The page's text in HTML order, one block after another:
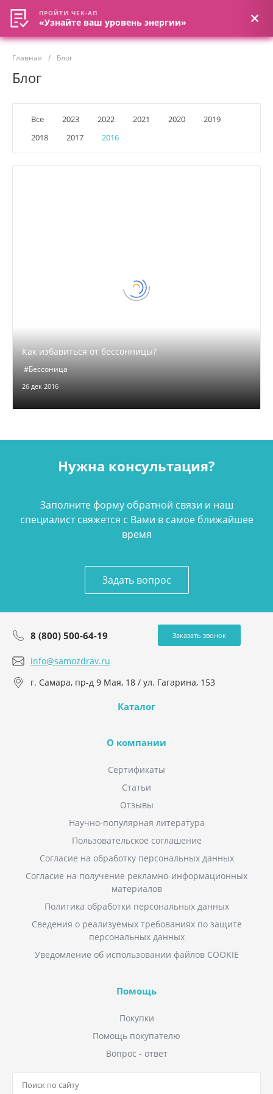
Главная / Блог
Блог
Все 2023 2022 2021 2020
2019
2018
2017 2016
Как избавиться от бессонницы?
#Бессоница
26 дек 2016
Нужна консультация?
Заполните форму обратной связи и наш
специалист свяжется с Вами в самое ближайшее
время
Задать вопрос
8 (800) 500-64-19 Заказать звонок
info@samozdrav.ru
г. Самара, пр-д 9 Мая, 18 / ул. Гагарина, 153
Каталог
О компании
Сертификаты
Статьи
Отзывы
Научно-популярная литература
Пользовательское соглашение
Согласие на обработку персональных данных
Согласие на получение рекламно-информационных
материалов
Политика обработки персональных данных
Сведения о реализуемых требованиях по защите
персональных данных
Уведомление об использовании файлов COOKIE
Помощь
Покупки
Помощь покупателю
Вопрос - ответ
ПРОЙТИ ЧЕК-АП
«Узнайте ваш уровень энергии»
ПРОЙТИ ЧЕК-АП
«Узнайте ваш уровень энергии»